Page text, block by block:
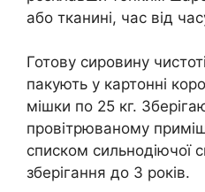
або тканині, час від
Готову сировину
пакують у картонні
мішки по 25 кг.
провітрюваному
списком сильнодіючої
зберігання до 3 років.